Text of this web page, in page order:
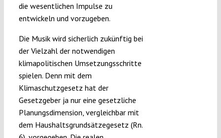
die wesentlichen Impulse zu
entwickeln und vorzugeben.
Die Musik wird sicherlich zukünftig bei
der Vielzahl der notwendigen
klimapolitischen Umsetzungsschritte
spielen. Denn mit dem
Klimaschutzgesetz hat der
Gesetzgeber ja nur eine gesetzliche
Planungsdimension, vergleichbar mit
dem Haushaltsgrundsätzegesetz (Rn.